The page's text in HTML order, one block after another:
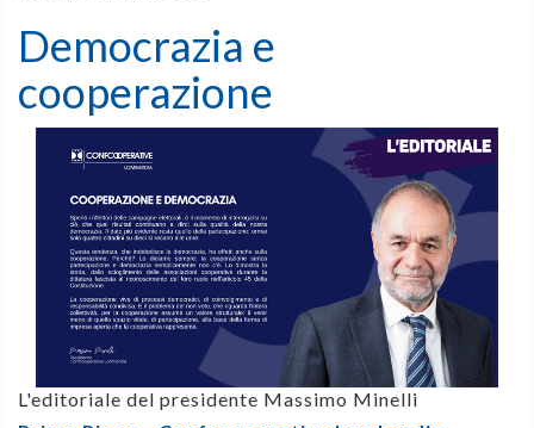
Democrazia e
cooperazione
L'editoriale del presidente Massimo Minelli